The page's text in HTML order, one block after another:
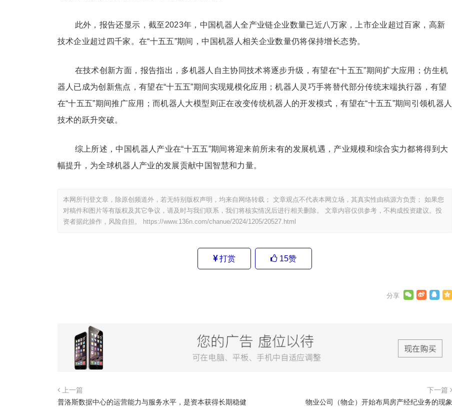
此外，报告还显示，截至2023年，中国机器人全产业链企业数量已近八万家，上市企业超过百家，高新
技术企业超过四千家。在“十五五”期间，中国机器人相关企业数量仍将保持增长态势。
在技术创新方面，报告指出，多机器人自主协同技术将逐步升级，有望在“十五五”期间扩大应用；仿生机
器人已成为创新焦点，有望在“十五五”期间实现规模化应用；机器人灵巧手将替代部分传统末端执行器，有望
在“十五五”期间推广应用；而机器人大模型则正在改变传统机器人的开发模式，有望在“十五五”期间引领机器人
技术的跃升突破。
综上所述，中国机器人产业在“十五五”期间将迎来前所未有的发展机遇，产业规模和综合实力都将得到大
幅提升，为全球机器人产业的发展贡献中国智慧和力量。
本网所刊登文章，除原创频道外，若无特别版权声明，均来自网络转载； 文章观点不代表本网立场，其真实性由稿源方负责； 如果您
对稿件和图片等有版权及其它争议，请及时与我们联系，我们将核实情况后进行相关删除。 文章内容仅供参考，不构成投资建议。投
资者据此操作，风险自担。
https://www.136n.com/chanue/2024/1205/20527.html
打赏 15赞
上一篇
普洛斯数据中心的运营能力与服务水平，是资本获得长期稳健
下一篇
物业公司（物企）开始布局房产经纪业务的现象